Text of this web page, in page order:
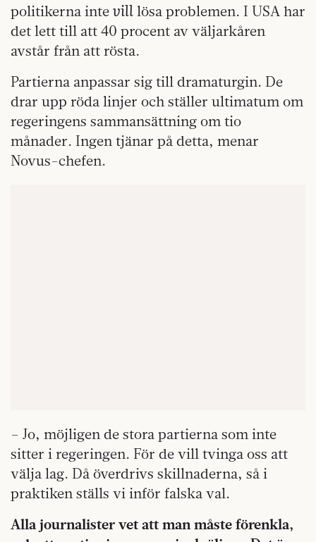
politikerna inte vill lösa problemen. I USA har
det lett till att 40 procent av väljarkåren
avstår från att rösta.
Partierna anpassar sig till dramaturgin. De
drar upp röda linjer och ställer ultimatum om
regeringens sammansättning om tio
månader. Ingen tjänar på detta, menar
Novus-chefen.
– Jo, möjligen de stora partierna som inte
sitter i regeringen. För de vill tvinga oss att
välja lag. Då överdrivs skillnaderna, så i
praktiken ställs vi inför falska val.
Alla journalister vet att man måste förenkla,